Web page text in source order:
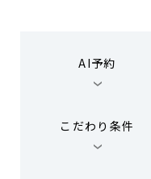
AI予約
こだわり条件